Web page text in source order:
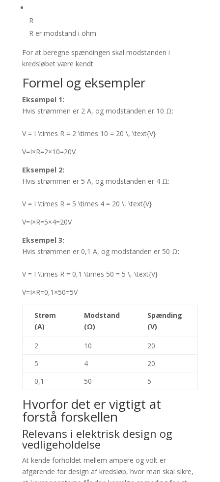
R
Rer modstand i ohm.
For at beregne spændingen skal modstanden i
kredsløbet være kendt.
Formel og eksempler
Eksempel 1:
Hvis strømmen er 2 A, og modstanden er 10 Ω:
V = I \times R = 2 \times 10 = 20 \, \text{V}
V=I×R=2×10=20V
Eksempel 2:
Hvis strømmen er 5 A, og modstanden er 4 Ω:
V = I \times R = 5 \times 4 = 20 \, \text{V}
V=I×R=5×4=20V
Eksempel 3:
Hvis strømmen er 0,1 A, og modstanden er 50 Ω:
V = I \times R = 0,1 \times 50 = 5 \, \text{V}
V=I×R=0,1 ×50=5V
Strøm
(A)
Modstand
(Ω)
Spænding
(V)
2 10
20
5
4
20
0,1
50 5
Hvorfor det er vigtigt at
forstå forskellen
Relevans i elektrisk design og
vedligeholdelse
At kende forholdet mellem ampere og volt er
afgørende for design af kredsløb, hvor man skal sikre,